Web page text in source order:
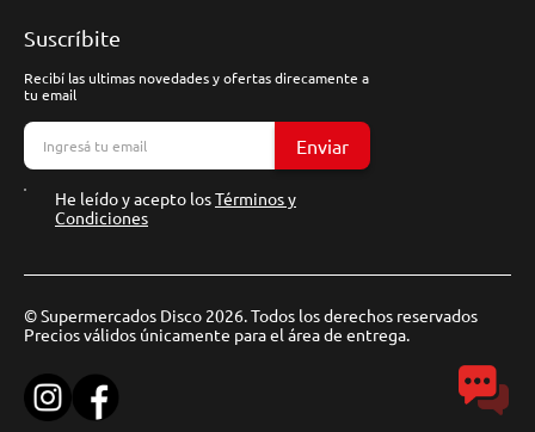
Suscríbite
Recibí las ultimas novedades y ofertas direcamente a
tu email
Enviar
He leído y acepto losTérminos y
Condiciones
© Supermercados Disco 2026. Todos los derechos reservados
Precios válidos únicamente para el área de entrega.